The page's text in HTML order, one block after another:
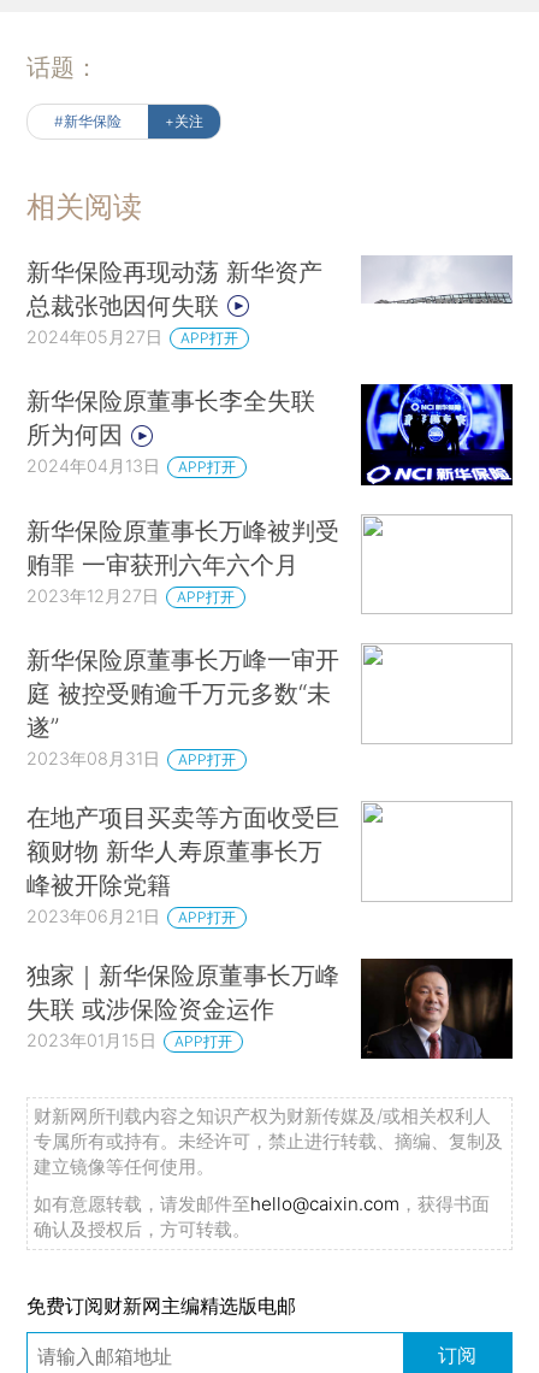
话题：
#新华保险 +关注
相关阅读
新华保险再现动荡 新华资产
总裁张弛因何失联
2024年05月27日 APP打开
新华保险原董事长李全失联
所为何因
2024年04月13日 APP打开
新华保险原董事长万峰被判受
贿罪 一审获刑六年六个月
2023年12月27日 APP打开
新华保险原董事长万峰一审开
庭 被控受贿逾千万元多数“未
遂”
2023年08月31日 APP打开
在地产项目买卖等方面收受巨
额财物 新华人寿原董事长万
峰被开除党籍
2023年06月21日 APP打开
独家｜新华保险原董事长万峰
失联 或涉保险资金运作
2023年01月15日 APP打开
财新网所刊载内容之知识产权为财新传媒及/或相关权利人
专属所有或持有。未经许可，禁止进行转载、摘编、复制及
建立镜像等任何使用。
如有意愿转载，请发邮件至hello@caixin.com ，获得书面
确认及授权后，方可转载。
免费订阅财新网主编精选版电邮
订阅